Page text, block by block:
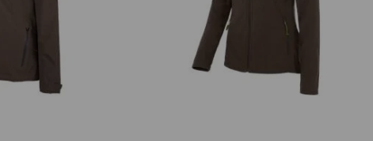
2020, Damen